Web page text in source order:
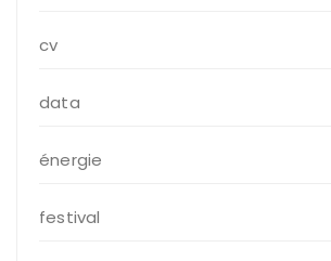
cv
data
énergie
festival